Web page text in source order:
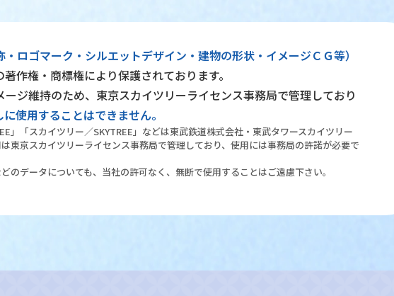
ロゴマーク・シルエットデザイン・建物の形状・イメージＣＧ等）
作権・商標権により保護されております。
ジ維持のため、東京スカイツリーライセンス事務局で管理しており
使用することはできません。
」「スカイツリー／SKYTREE」などは東武鉄道株式会社・東武タワースカイツリー
東京スカイツリーライセンス事務局で管理しており、使用には事務局の許諾が必要で
のデータについても、当社の許可なく、無断で使用することはご遠慮下さい。